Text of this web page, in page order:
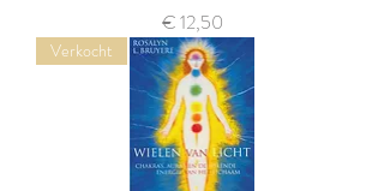
Prijs
€ 12,50
Verkocht